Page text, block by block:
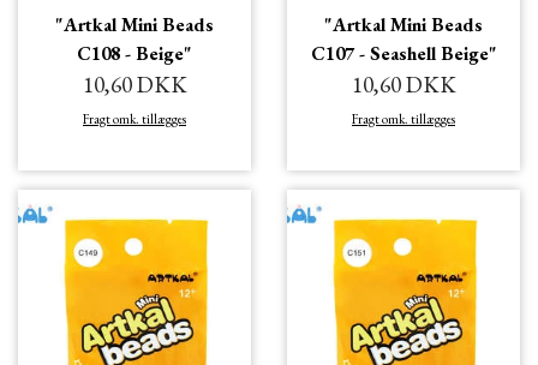
"Artkal Mini Beads
C108 - Beige"
10,60 DKK
Fragt omk. tillægges
"Artkal Mini Beads
C107 - Seashell Beige"
10,60 DKK
Fragt omk. tillægges